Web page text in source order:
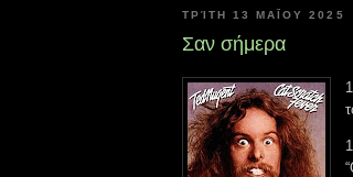
ΤΡΊΤΗ 13 ΜΑΪ́ΟΥ 2025
Σαν σήμερα